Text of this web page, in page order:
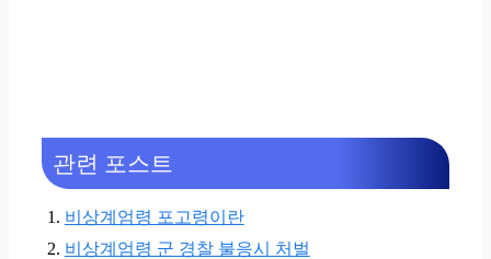
관련 포스트
비상계엄령 포고령이란
비상계엄령 군 경찰 불응시 처벌